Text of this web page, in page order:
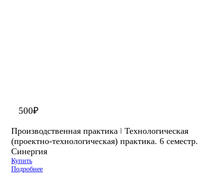
500₽
Производственная практика ǀ Технологическая
(проектно-технологическая) практика. 6 семестр.
Синергия
Купить
Подробнее